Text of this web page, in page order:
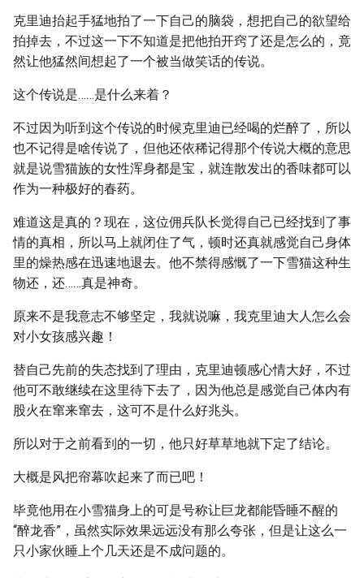
克里迪抬起手猛地拍了一下自己的脑袋，想把自己的欲望给
拍掉去，不过这一下不知道是把他拍开窍了还是怎么的，竟
然让他猛然间想起了一个被当做笑话的传说。
这个传说是……是什么来着？
不过因为听到这个传说的时候克里迪已经喝的烂醉了，所以
也不记得是啥传说了，但他还依稀记得那个传说大概的意思
就是说雪猫族的女性浑身都是宝，就连散发出的香味都可以
作为一种极好的春药。
难道这是真的？现在，这位佣兵队长觉得自己已经找到了事
情的真相，所以马上就闭住了气，顿时还真就感觉自己身体
里的燥热感在迅速地退去。他不禁得感慨了一下雪猫这种生
物还，还……真是神奇。
原来不是我意志不够坚定，我就说嘛，我克里迪大人怎么会
对小女孩感兴趣！
替自己先前的失态找到了理由，克里迪顿感心情大好，不过
他可不敢继续在这里待下去了，因为他总是感觉自己体内有
股火在窜来窜去，这可不是什么好兆头。
所以对于之前看到的一切，他只好草草地就下定了结论。
大概是风把帘幕吹起来了而已吧！
毕竟他用在小雪猫身上的可是号称让巨龙都能昏睡不醒的
“醉龙香”，虽然实际效果远远没有那么夸张，但是让这么一
只小家伙睡上个几天还是不成问题的。